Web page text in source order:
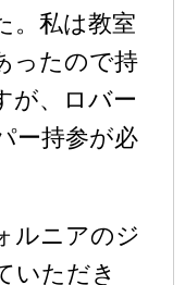
。私は教室
ったので持
が、ロバー
ー持参が必
ルニアのジ
いただき